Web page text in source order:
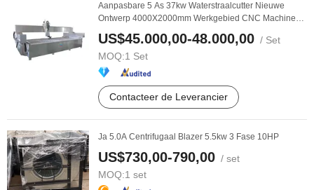
Aanpasbare 5 As 37kw Waterstraalcutter Nieuwe
Ontwerp 4000X2000mm Werkgebied CNC Machine
voor Steen ...
US$45.000,00-48.000,00 / Set
MOQ:1 Set
Contacteer de Leverancier
Ja 5.0A Centrifugaal Blazer 5.5kw 3 Fase 10HP
US$730,00-790,00 / set
MOQ:1 set